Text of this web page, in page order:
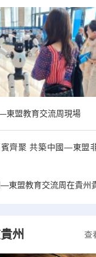
東盟教育交流周現場
齊聚 共築中國—東盟
東盟教育交流周在貴州
查
州